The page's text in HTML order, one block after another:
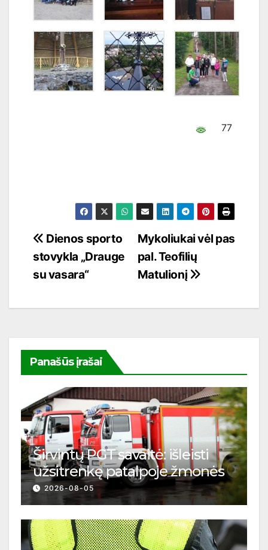
77
Navigacija
tarp
įrašų
Mykoliukai vėl pas
pal. Teofilių
Matulionį
Dienos sporto
stovykla „Drauge
su vasara“
Panašūs įrašai
Širvintų PGT savaitė: išleisti
užsitrenkę patalpoje žmonės
2026-08-05